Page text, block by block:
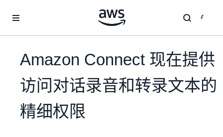
Amazon Connect 现在提供
访问对话录音和转录文本的
精细权限